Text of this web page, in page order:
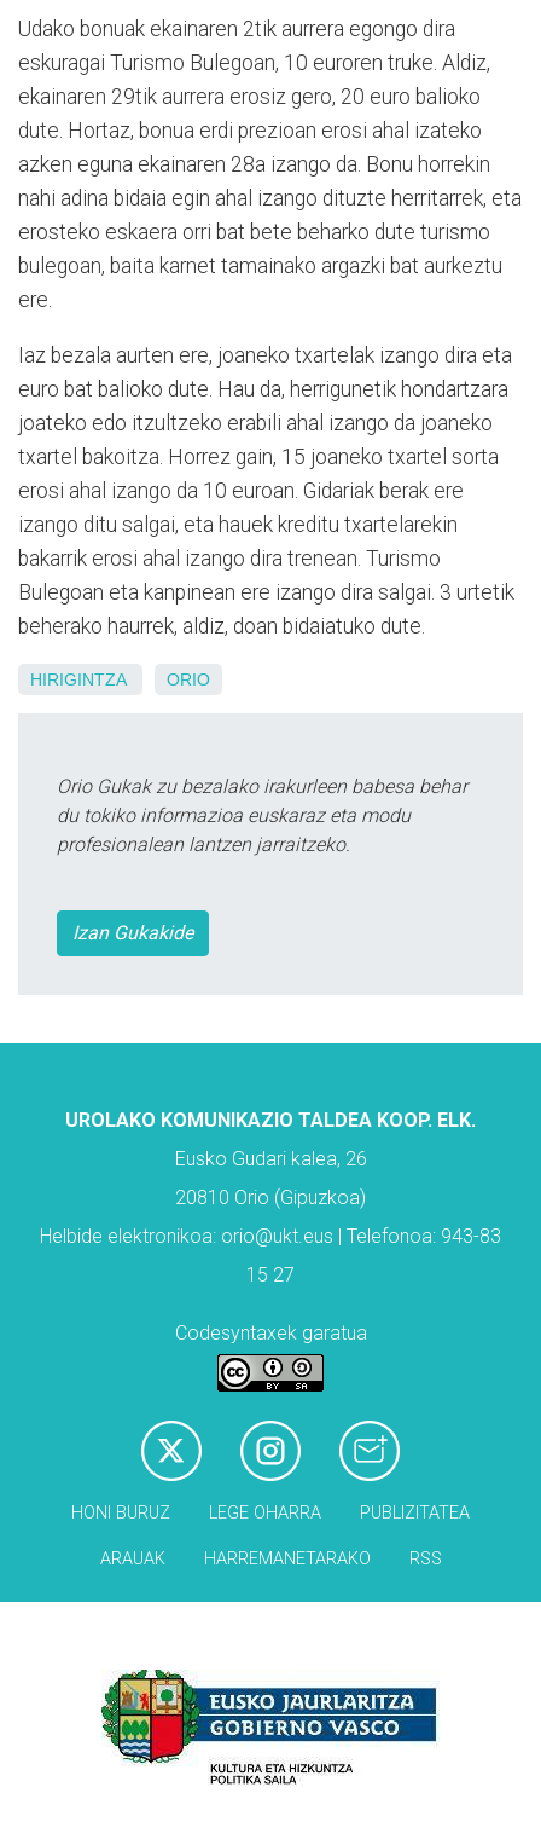
Udako bonuak ekainaren 2tik aurrera egongo dira
eskuragai Turismo Bulegoan, 10 euroren truke. Aldiz,
ekainaren 29tik aurrera erosiz gero, 20 euro balioko
dute. Hortaz, bonua erdi prezioan erosi ahal izateko
azken eguna ekainaren 28a izango da. Bonu horrekin
nahi adina bidaia egin ahal izango dituzte herritarrek, eta
erosteko eskaera orri bat bete beharko dute turismo
bulegoan, baita karnet tamainako argazki bat aurkeztu
ere.
Iaz bezala aurten ere, joaneko txartelak izango dira eta
euro bat balioko dute. Hau da, herrigunetik hondartzara
joateko edo itzultzeko erabili ahal izango da joaneko
txartel bakoitza. Horrez gain, 15 joaneko txartel sorta
erosi ahal izango da 10 euroan. Gidariak berak ere
izango ditu salgai, eta hauek kreditu txartelarekin
bakarrik erosi ahal izango dira trenean. Turismo
Bulegoan eta kanpinean ere izango dira salgai. 3 urtetik
beherako haurrek, aldiz, doan bidaiatuko dute.
HIRIGINTZA ORIO
Orio Gukak zu bezalako irakurleen babesa behar
du tokiko informazioa euskaraz eta modu
profesionalean lantzen jarraitzeko.
Izan Gukakide
UROLAKO KOMUNIKAZIO TALDEA KOOP. ELK.
Eusko Gudari kalea, 26
20810 Orio (Gipuzkoa)
Helbide elektronikoa: orio@ukt.eus | Telefonoa: 943-83
15 27
Codesyntaxek garatua
HONI BURUZ LEGE OHARRA PUBLIZITATEA
ARAUAK HARREMANETARAKO RSS